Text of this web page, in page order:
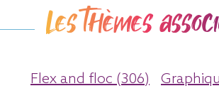
Les thèmes
Flex and floc (306)